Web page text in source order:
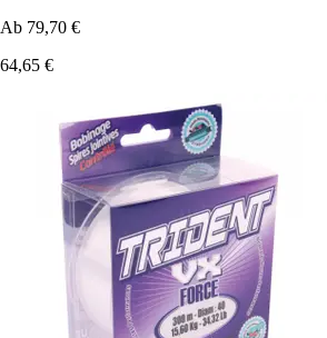
Ab 79,70 €
64,65 €